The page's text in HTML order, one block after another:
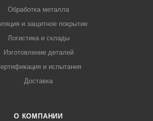
Обработка металла
и защитное покрытие
Логистика и склады
Изготовление деталей
и испытания
Доставка
О КОМПАНИИ